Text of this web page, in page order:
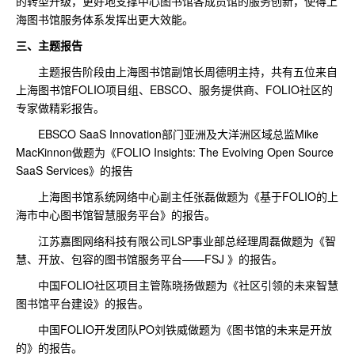
海图书馆服务体系发挥出更大效能。
三、主题报告
主题报告阶段由上海图书馆副馆长周德明主持，共有五位来自
上海图书馆FOLIO项目组、EBSCO、服务提供商、FOLIO社区的
专家做精彩报告。
EBSCO SaaS Innovation部门亚洲及大洋洲区域总监Mike
MacKinnon做题为《FOLIO Insights: The Evolving Open Source
SaaS Services》的报告
上海图书馆系统网络中心副主任张磊做题为《基于FOLIO的上
海市中心图书馆智慧服务平台》的报告。
江苏嘉图网络科技有限公司LSP事业部总经理周磊做题为《智
慧、开放、包容的图书馆服务平台——FSJ 》的报告。
中国FOLIO社区项目主管陈晓扬做题为《社区引领的未来智慧
图书馆平台建设》的报告。
中国FOLIO开发团队PO刘铁威做题为《图书馆的未来是开放
的》的报告。